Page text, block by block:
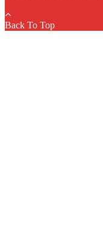
Back To Top